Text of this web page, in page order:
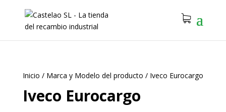
Inicio / Marca y Modelo del producto / Iveco Eurocargo
Iveco Eurocargo